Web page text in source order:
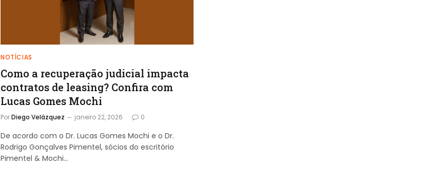
NOTÍCIAS
Como a recuperação judicial impacta
contratos de leasing? Confira com
Lucas Gomes Mochi
PorDiego Velázquez janeiro 22, 2026 0
De acordo com o Dr. Lucas Gomes Mochi e o Dr.
Rodrigo Gonçalves Pimentel, sócios do escritório
Pimentel & Mochi…